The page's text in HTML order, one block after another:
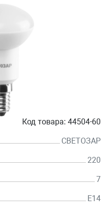
Код товара: 44504-60
СВЕТОЗАР
220
7
E14